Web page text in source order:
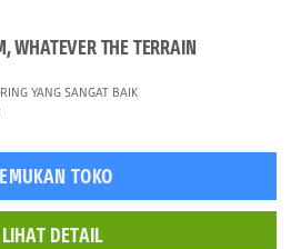
WHATEVER THE TERRAIN
YANG SANGAT BAIK
TOKO
LIHAT DETAIL